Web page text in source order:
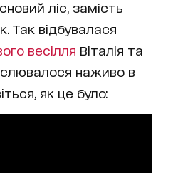
ліс, замість
Так відбувалася
весілля Віталія та
наживо в
як це було: